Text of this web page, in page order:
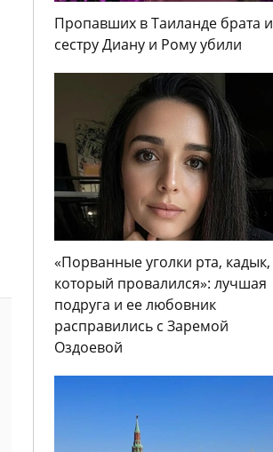
Пропавших в Таиланде брата и
сестру Диану и Рому убили
«Порванные уголки рта, кадык,
который провалился»: лучшая
подруга и ее любовник
расправились с Заремой
Оздоевой